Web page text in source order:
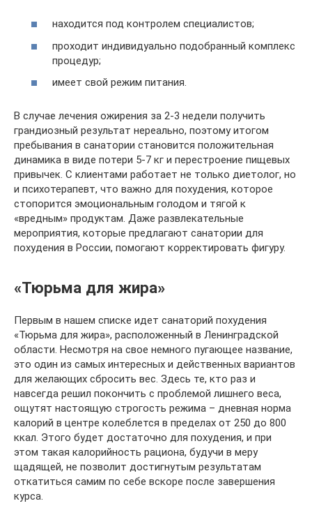
находится под контролем специалистов;
проходит индивидуально подобранный комплекс
процедур;
имеет свой режим питания.
В случае лечения ожирения за 2-3 недели получить
грандиозный результат нереально, поэтому итогом
пребывания в санатории становится положительная
динамика в виде потери 5-7 кг и перестроение пищевых
привычек. С клиентами работает не только диетолог, но
и психотерапевт, что важно для похудения, которое
стопорится эмоциональным голодом и тягой к
«вредным» продуктам. Даже развлекательные
мероприятия, которые предлагают санатории для
похудения в России, помогают корректировать фигуру.
«Тюрьма для жира»
Первым в нашем списке идет санаторий похудения
«Тюрьма для жира», расположенный в Ленинградской
области. Несмотря на свое немного пугающее название,
это один из самых интересных и действенных вариантов
для желающих сбросить вес. Здесь те, кто раз и
навсегда решил покончить с проблемой лишнего веса,
ощутят настоящую строгость режима – дневная норма
калорий в центре колеблется в пределах от 250 до 800
ккал. Этого будет достаточно для похудения, и при
этом такая калорийность рациона, будучи в меру
щадящей, не позволит достигнутым результатам
откатиться самим по себе вскоре после завершения
курса.